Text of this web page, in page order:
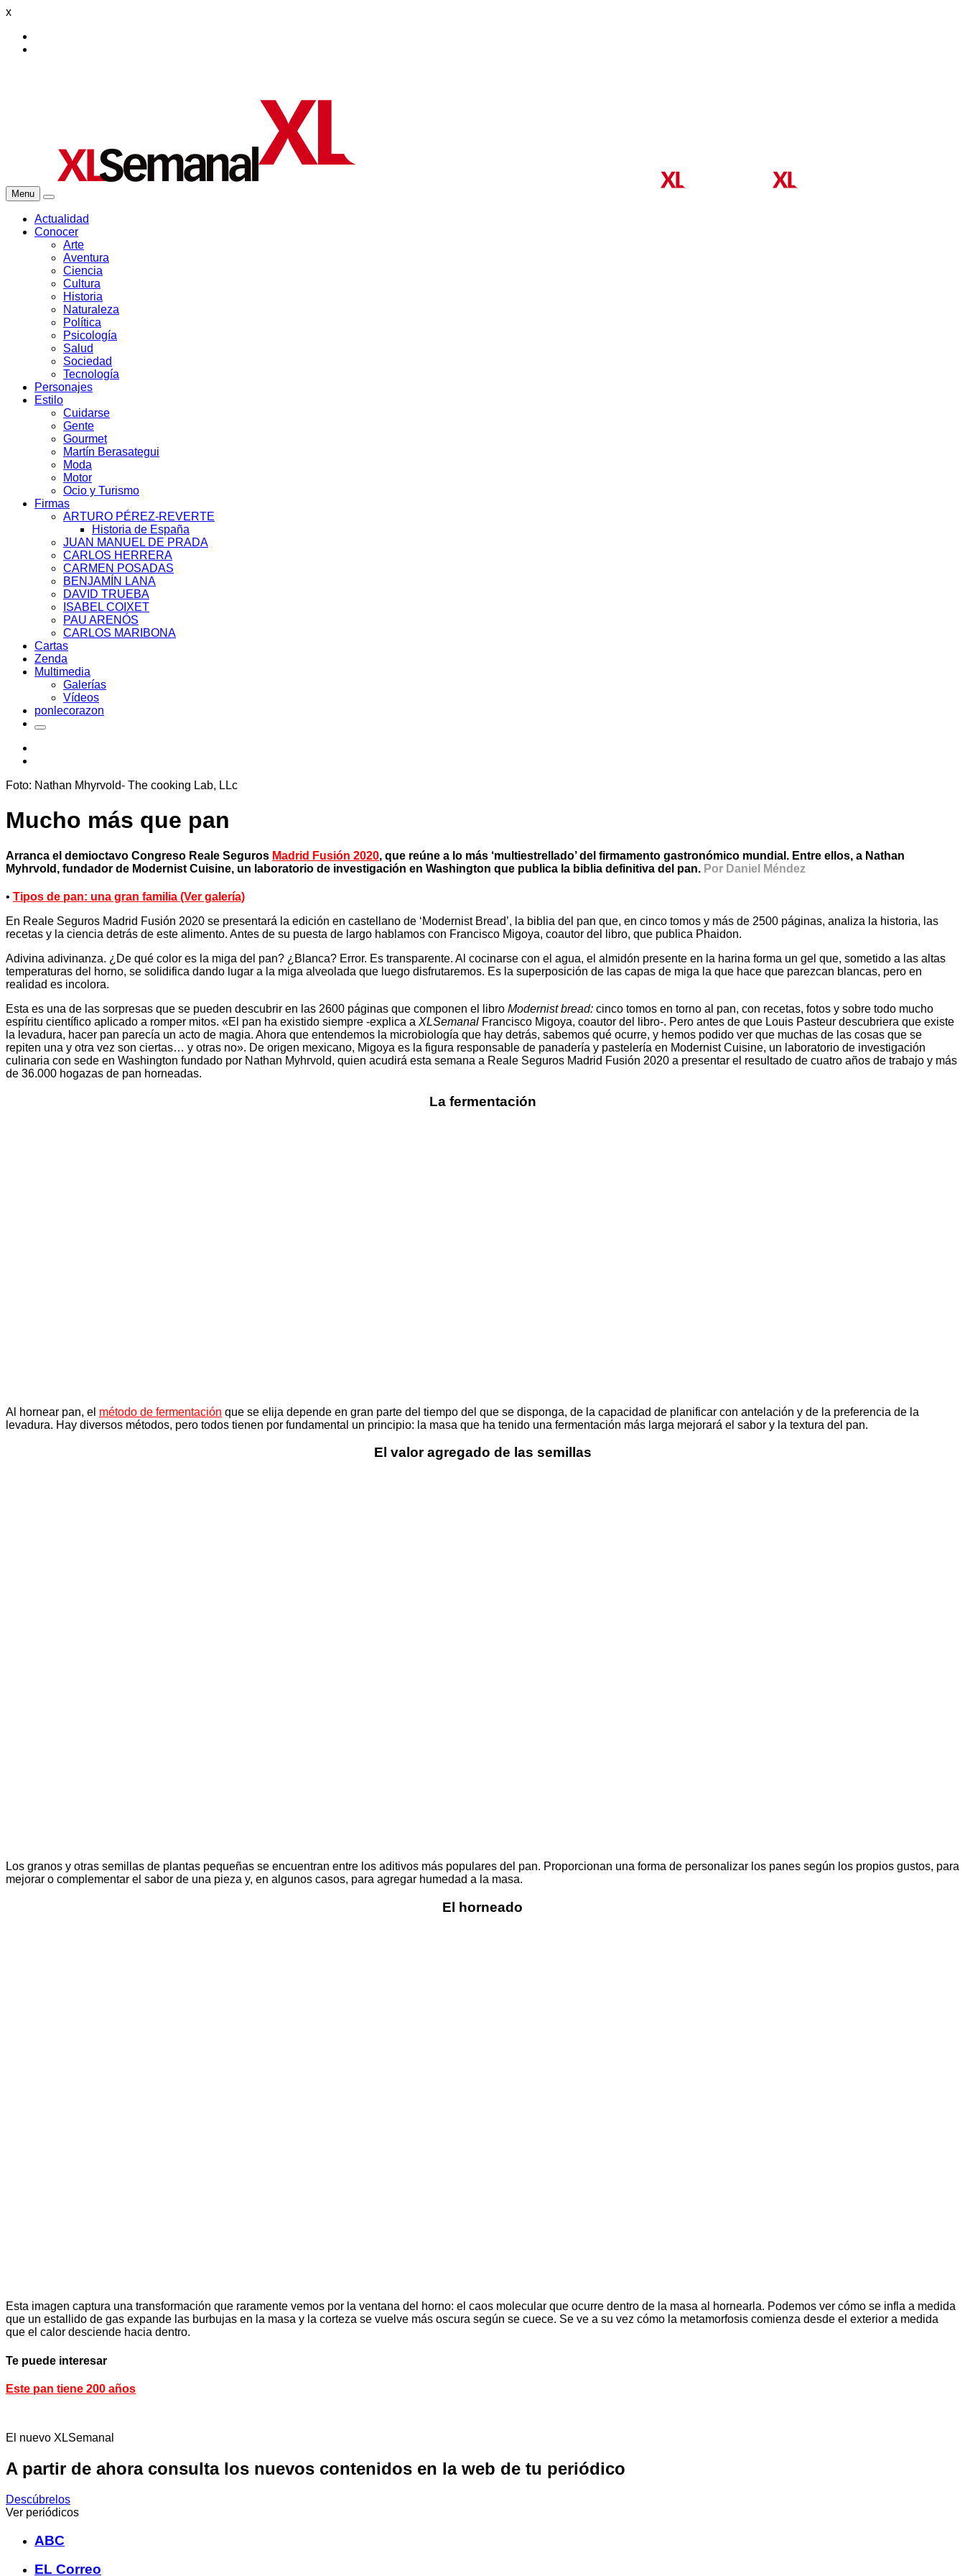
x
Menu
Actualidad
Conocer
Arte
Aventura
Ciencia
Cultura
Historia
Naturaleza
Política
Psicología
Salud
Sociedad
Tecnología
Personajes
Estilo
Cuidarse
Gente
Gourmet
Martín Berasategui
Moda
Motor
Ocio y Turismo
Firmas
ARTURO PÉREZ-REVERTE
Historia de España
JUAN MANUEL DE PRADA
CARLOS HERRERA
CARMEN POSADAS
BENJAMÍN LANA
DAVID TRUEBA
ISABEL COIXET
PAU ARENÓS
CARLOS MARIBONA
Cartas
Zenda
Multimedia
Galerías
Vídeos
ponlecorazon
Foto: Nathan Mhyrvold- The cooking Lab, LLc
Mucho más que pan
Arranca el demioctavo Congreso Reale Seguros Madrid Fusión 2020, que reúne a lo más ‘multiestrellado’ del firmamento gastronómico mundial. Entre ellos, a Nathan
Myhrvold, fundador de Modernist Cuisine, un laboratorio de investigación en Washington que publica la biblia definitiva del pan. Por Daniel Méndez
• Tipos de pan: una gran familia (Ver galería)
En Reale Seguros Madrid Fusión 2020 se presentará la edición en castellano de ‘Modernist Bread’, la biblia del pan que, en cinco tomos y más de 2500 páginas, analiza la historia, las
recetas y la ciencia detrás de este alimento. Antes de su puesta de largo hablamos con Francisco Migoya, coautor del libro, que publica Phaidon.
Adivina adivinanza. ¿De qué color es la miga del pan? ¿Blanca? Error. Es transparente. Al cocinarse con el agua, el almidón presente en la harina forma un gel que, sometido a las altas
temperaturas del horno, se solidifica dando lugar a la miga alveolada que luego disfrutaremos. Es la superposición de las capas de miga la que hace que parezcan blancas, pero en
realidad es incolora.
Esta es una de las sorpresas que se pueden descubrir en las 2600 páginas que componen el libro Modernist bread: cinco tomos en torno al pan, con recetas, fotos y sobre todo mucho
espíritu científico aplicado a romper mitos. «El pan ha existido siempre -explica a XLSemanal Francisco Migoya, coautor del libro-. Pero antes de que Louis Pasteur descubriera que existe
la levadura, hacer pan parecía un acto de magia. Ahora que entendemos la microbiología que hay detrás, sabemos qué ocurre, y hemos podido ver que muchas de las cosas que se
repiten una y otra vez son ciertas… y otras no». De origen mexicano, Migoya es la figura responsable de panadería y pastelería en Modernist Cuisine, un laboratorio de investigación
culinaria con sede en Washington fundado por Nathan Myhrvold, quien acudirá esta semana a Reale Seguros Madrid Fusión 2020 a presentar el resultado de cuatro años de trabajo y más
de 36.000 hogazas de pan horneadas.
La fermentación
Al hornear pan, el método de fermentación que se elija depende en gran parte del tiempo del que se disponga, de la capacidad de planificar con antelación y de la preferencia de la
levadura. Hay diversos métodos, pero todos tienen por fundamental un principio: la masa que ha tenido una fermentación más larga mejorará el sabor y la textura del pan.
El valor agregado de las semillas
Los granos y otras semillas de plantas pequeñas se encuentran entre los aditivos más populares del pan. Proporcionan una forma de personalizar los panes según los propios gustos, para
mejorar o complementar el sabor de una pieza y, en algunos casos, para agregar humedad a la masa.
El horneado
Esta imagen captura una transformación que raramente vemos por la ventana del horno: el caos molecular que ocurre dentro de la masa al hornearla. Podemos ver cómo se infla a medida
que un estallido de gas expande las burbujas en la masa y la corteza se vuelve más oscura según se cuece. Se ve a su vez cómo la metamorfosis comienza desde el exterior a medida
que el calor desciende hacia dentro.
Te puede interesar
Este pan tiene 200 años
El nuevo XLSemanal
A partir de ahora consulta los nuevos contenidos en la web de tu periódico
Descúbrelos
Ver periódicos
ABC
EL Correo